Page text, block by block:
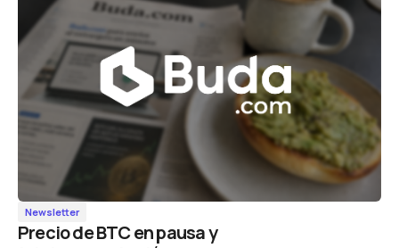
Newsletter
Precio de BTC en pausa y